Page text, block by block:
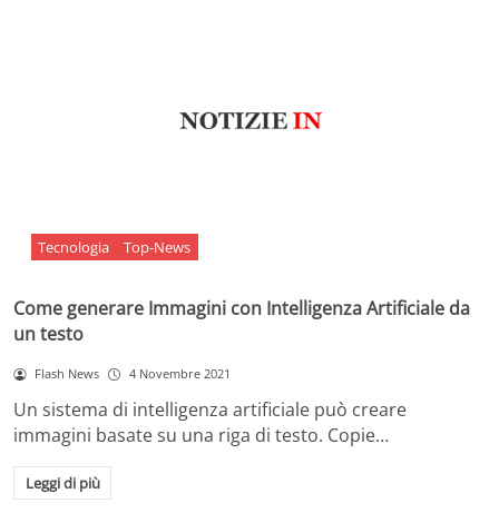
Tecnologia Top-News
Come generare Immagini con Intelligenza Artificiale da
un testo
Flash News 4 Novembre 2021
Un sistema di intelligenza artificiale può creare
immagini basate su una riga di testo. Copie…
Leggi di più